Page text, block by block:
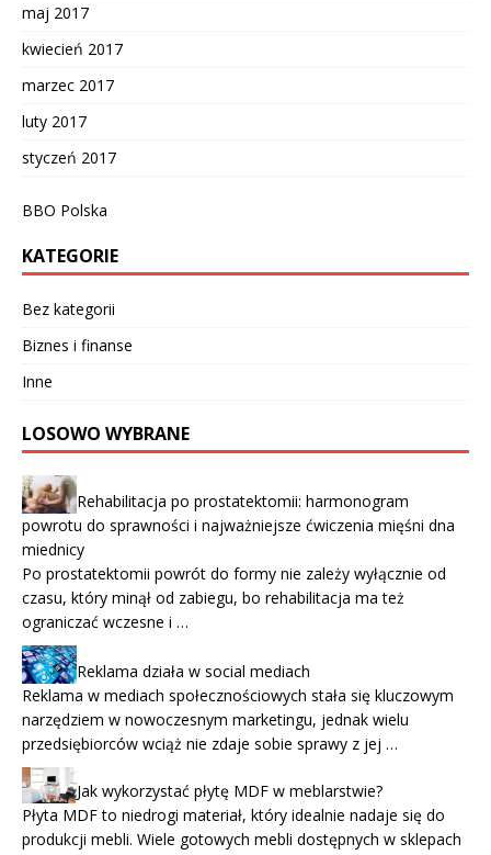
maj 2017
kwiecień 2017
marzec 2017
luty 2017
styczeń 2017
BBO Polska
KATEGORIE
Bez kategorii
Biznes i finanse
Inne
LOSOWO WYBRANE
Rehabilitacja po prostatektomii: harmonogram
powrotu do sprawności i najważniejsze ćwiczenia mięśni dna
miednicy
Po prostatektomii powrót do formy nie zależy wyłącznie od
czasu, który minął od zabiegu, bo rehabilitacja ma też
ograniczać wczesne i …
Reklama działa w social mediach
Reklama w mediach społecznościowych stała się kluczowym
narzędziem w nowoczesnym marketingu, jednak wielu
przedsiębiorców wciąż nie zdaje sobie sprawy z jej …
Jak wykorzystać płytę MDF w meblarstwie?
Płyta MDF to niedrogi materiał, który idealnie nadaje się do
produkcji mebli. Wiele gotowych mebli dostępnych w sklepach